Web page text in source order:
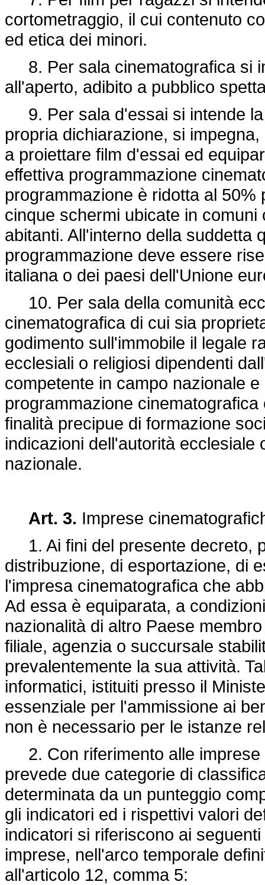
cortometraggio, il cui contenuto
ed etica dei minori.
8. Per sala cinematografica si
all'aperto, adibito a pubblico
9. Per sala d'essai si intende la
propria dichiarazione, si
a proiettare film d'essai ed
effettiva programmazione
programmazione è ridotta al
cinque schermi ubicate in
abitanti. All'interno della suddetta
programmazione deve essere
italiana o dei paesi dell'Unione
10. Per sala della comunità
cinematografica di cui sia
godimento sull'immobile il legale
ecclesiali o religiosi dipendenti
competente in campo nazionale
programmazione
finalità precipue di formazione
indicazioni dell'autorità
nazionale.
Art. 3. Imprese
1. Ai fini del presente decreto,
distribuzione, di esportazione, di
l'impresa cinematografica che
Ad essa è equiparata, a
nazionalità di altro Paese
filiale, agenzia o succursale
prevalentemente la sua attività.
informatici, istituiti presso il
essenziale per l'ammissione ai
non è necessario per le istanze
2. Con riferimento alle imprese
prevede due categorie di
determinata da un punteggio
gli indicatori ed i rispettivi valori
indicatori si riferiscono ai
imprese, nell'arco temporale
all'articolo 12, comma 5: